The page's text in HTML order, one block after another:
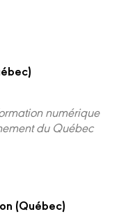
numérique
du Québec
(Québec)